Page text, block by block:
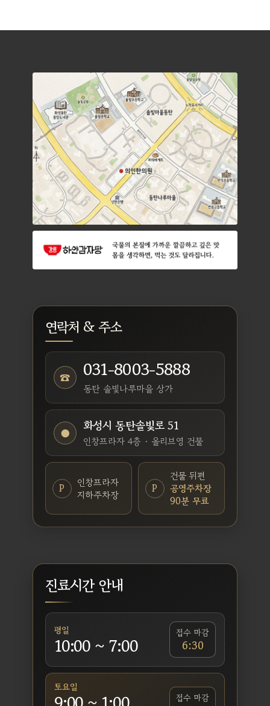
연락처 & 주소
☎ 031-8003-5888
동탄 솔빛나루마을 상가
● 화성시 동탄솔빛로 51
인창프라자 4층 · 올리브영 건물
P
인창프라자
지하주차장
P
건물 뒤편
공영주차장
90분 무료
진료시간 안내
평일
10:00 ~ 7:00
접수 마감
6:30
토요일
접수 마감